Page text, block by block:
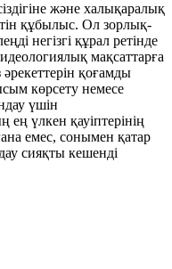
және халықаралық
құбылыс. Ол зорлық-
негізгі құрал ретінде
мақсаттарға
қоғамды
көрсету немесе
үшін
ең үлкен қауіптерінің
емес, сонымен қатар
сияқты кешенді